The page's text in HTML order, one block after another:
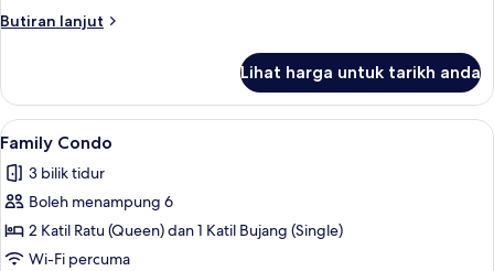
Butiran lanjut
Butiran
Condo
Lihat harga untuk tarikh anda
Lihat
semua
foto
untuk
Family
Condo
Family Condo | 3 bilik tidur,
8
Family Condo
3 bilik tidur
Boleh menampung 6
2 Katil Ratu (Queen) dan 1 Katil Bujang (Single)
Wi-Fi percuma